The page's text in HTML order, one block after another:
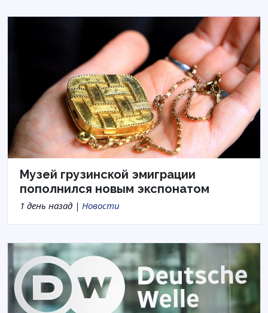
Музей грузинской эмиграции
пополнился новым экспонатом
1 день назад | Новости